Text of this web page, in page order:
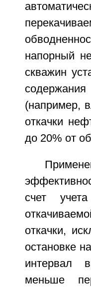
напорный
скважин
(например,
откачки
до 20% от
счет
откачки,
остановке
интервал
меньше